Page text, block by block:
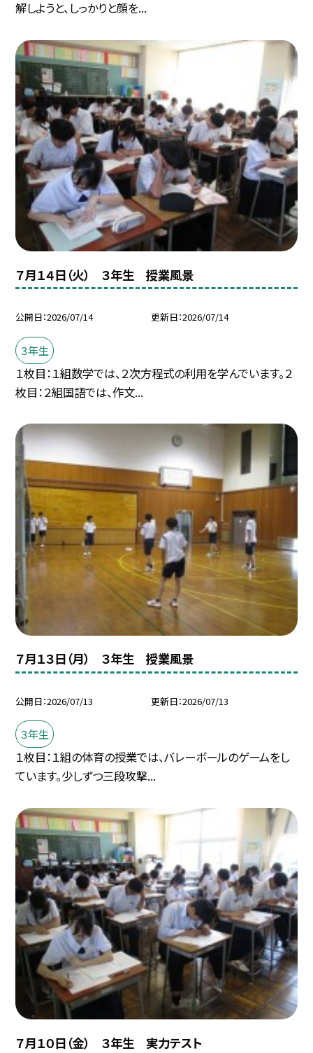
解しようと、しっかりと顔を...
７月１４日（火） ３年生 授業風景
公開日 2026/07/14 更新日 2026/07/14
３年生
１枚目：１組数学では、２次方程式の利用を学んでいます。２
枚目：２組国語では、作文...
７月１３日（月） ３年生 授業風景
公開日 2026/07/13 更新日 2026/07/13
３年生
１枚目：１組の体育の授業では、バレーボールのゲームをし
ています。少しずつ三段攻撃...
７月１０日（金） ３年生 実力テスト